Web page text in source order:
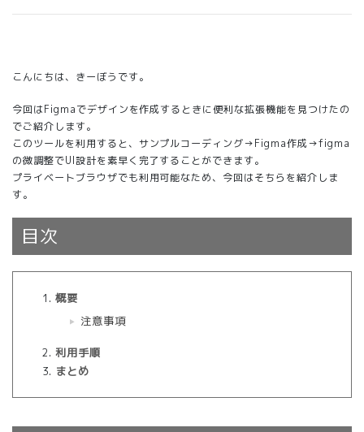
こんにちは、きーぼうです。
今回はFigmaでデザインを作成するときに便利な拡張機能を見つけたの
でご紹介します。
このツールを利用すると、サンプルコーディング→Figma作成→figma
の微調整でUI設計を素早く完了することができます。
プライベートブラウザでも利用可能なため、今回はそちらを紹介しま
す。
目次
概要
注意事項
利用手順
まとめ